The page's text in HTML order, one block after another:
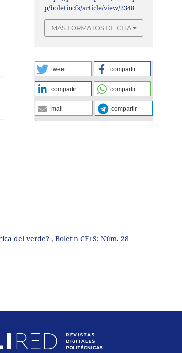
p/boletincfs/article/view/2348
MÁS FORMATOS DE CITA
tweet compartir
compartir compartir
mail compartir
del verde? , Boletín CF+S: Núm. 28